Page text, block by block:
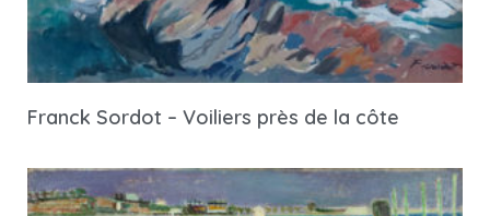
Franck Sordot – Voiliers près de la côte